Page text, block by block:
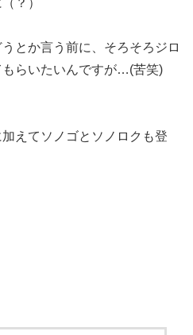
とか言う前に、そろそろジロ
らいたいんですが…(苦笑)
えてソノゴとソノロクも登